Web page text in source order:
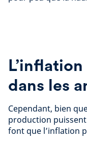
dans les
Cependant, bien
production
font que l’inflation